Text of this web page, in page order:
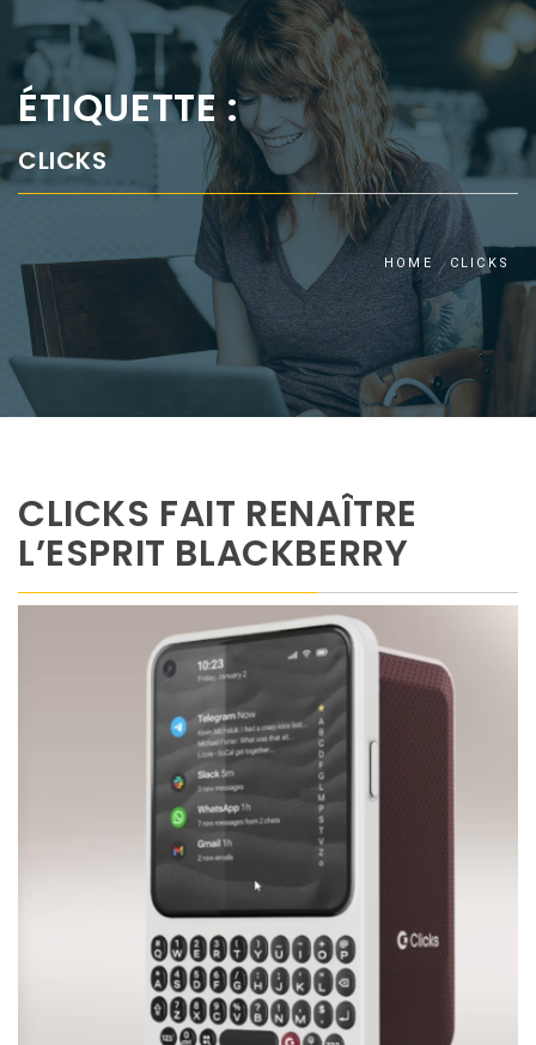
ÉTIQUETTE :
CLICKS
HOME CLICKS
CLICKS FAIT RENAÎTRE
L’ESPRIT BLACKBERRY